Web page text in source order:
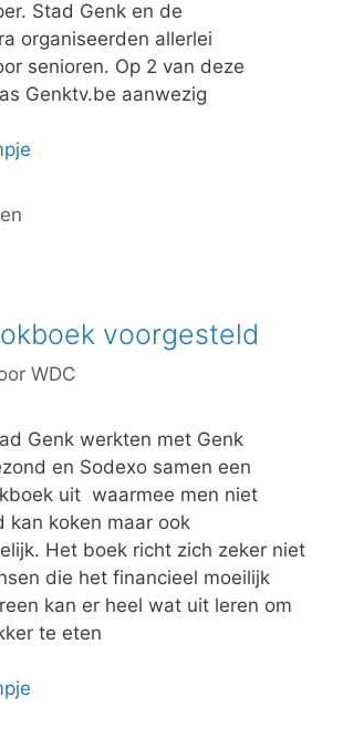
Stad Genk en de
organiseerden allerlei
senioren. Op 2 van deze
Genktv.be aanwezig
voorgesteld
WDC
Genk werkten met Genk
en Sodexo samen een
uit waarmee men niet
kan koken maar ook
Het boek richt zich zeker niet
die het financieel moeilijk
kan er heel wat uit leren om
te eten